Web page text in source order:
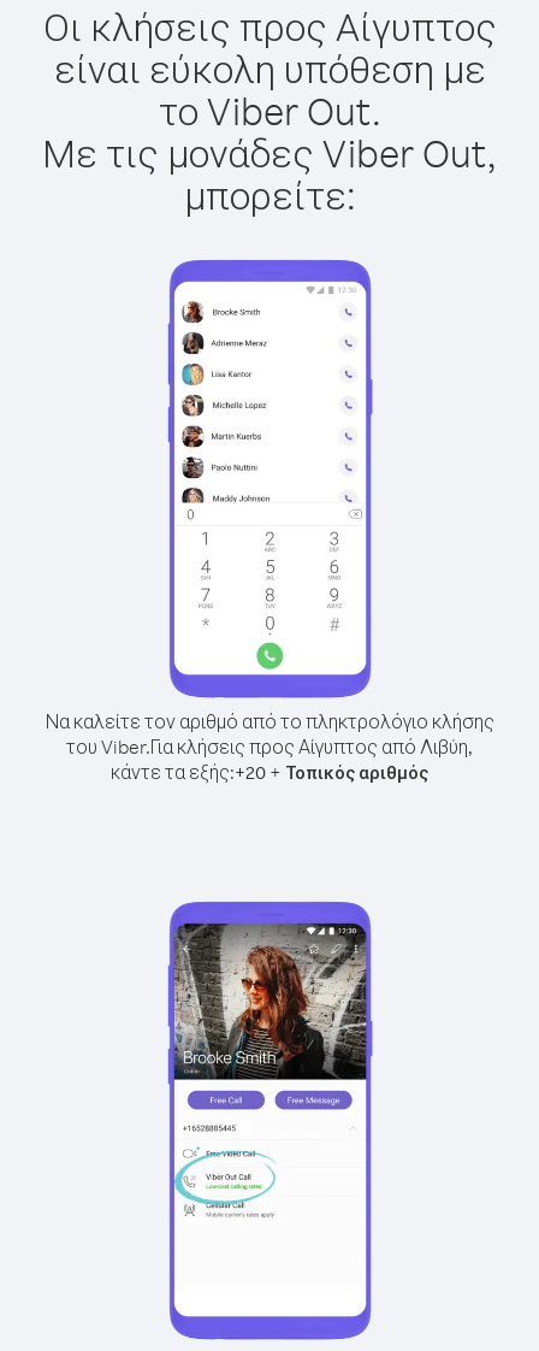
Οι κλήσεις προς Αίγυπτος
είναι εύκολη υπόθεση με
το Viber Out.
Με τις μονάδες Viber Out,
μπορείτε:
Να καλείτε τον αριθμό από το πληκτρολόγιο κλήσης
του Viber.Για κλήσεις προς Αίγυπτος από Λιβύη,
κάντε τα εξής:+20 + Τοπικός αριθμός